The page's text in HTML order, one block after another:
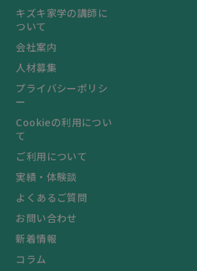
キズキ家学の講師に
ついて
会社案内
人材募集
プライバシーポリシ
ー
Cookieの利用につい
て
ご利用について
実績・体験談
よくあるご質問
お問い合わせ
新着情報
コラム